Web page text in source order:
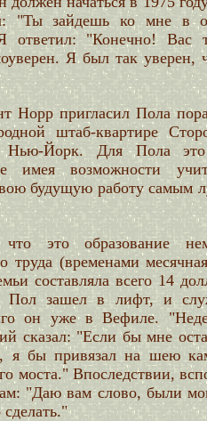
"Ты зайдешь ко мне в
ответил: "Конечно! Вас
Я был так уверен,
Норр пригласил Пола
штаб-квартире
Нью-Йорк. Для Пола
имея возможности
будущую работу самым
это образование
труда (временами
составляла всего 14
Пол зашел в лифт, и
он уже в Вефиле.
сказал: "Если бы мне
я бы привязал на шею
моста." Впоследствии,
"Даю вам слово, были
сделать."